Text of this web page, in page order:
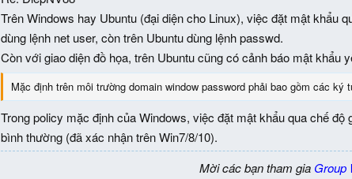
Trên Windows hay Ubuntu (đại diện cho Linux), việc đặt mật khẩu
dùng lệnh net user, còn trên Ubuntu dùng lệnh passwd.
Còn với giao diện đồ họa, trên Ubuntu cũng có cảnh báo mật khẩu
Mặc định trên môi trường domain window password phải bao gồm các
Trong policy mặc định của Windows, việc đặt mật khẩu qua chế
bình thường (đã xác nhận trên Win7/8/10).
Mời các bạn tham gia Group